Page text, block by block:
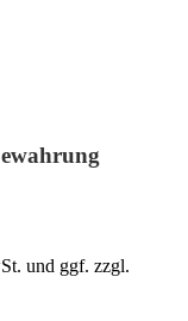
und ggf. zzgl.